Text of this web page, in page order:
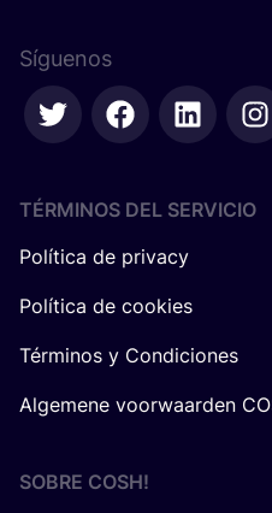
Síguenos
TÉRMINOS DEL SERVICIO
Política de privacy
Política de cookies
Términos y Condiciones
Algemene voorwaarden
SOBRE COSH!